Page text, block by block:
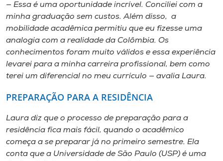
— Essa é uma oportunidade incrível. Conciliei com a
minha graduação sem custos. Além disso, a
mobilidade acadêmica permitiu que eu fizesse uma
analogia com a realidade da Colômbia. Os
conhecimentos foram muito válidos e essa experiência
levarei para a minha carreira profissional, bem como
terei um diferencial no meu currículo — avalia Laura.
PREPARAÇÃO PARA A RESIDÊNCIA
Laura diz que o processo de preparação para a
residência fica mais fácil, quando o acadêmico
começa a se preparar já no primeiro semestre. Ela
conta que a Universidade de São Paulo (USP) é uma